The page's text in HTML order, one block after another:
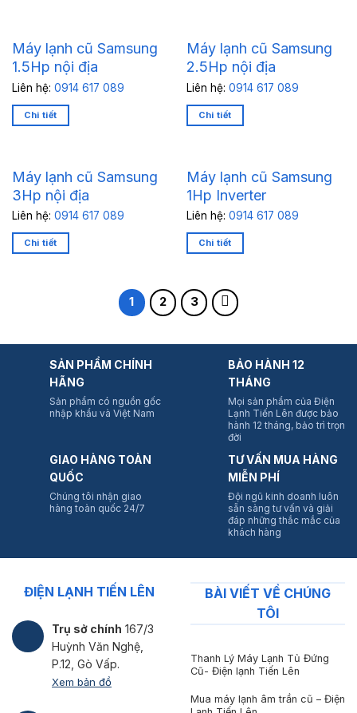
Máy lạnh cũ Samsung
1.5Hp nội địa
Liên hệ: 0914 617 089
Chi tiết
Máy lạnh cũ Samsung
2.5Hp nội địa
Liên hệ: 0914 617 089
Chi tiết
Máy lạnh cũ Samsung
3Hp nội địa
Liên hệ: 0914 617 089
Chi tiết
Máy lạnh cũ Samsung
1Hp Inverter
Liên hệ: 0914 617 089
Chi tiết
1 2 3
SẢN PHẨM CHÍNH
HÃNG
Sản phẩm có nguồn gốc
nhập khẩu và Việt Nam
BẢO HÀNH 12
THÁNG
Mọi sản phẩm của Điện
Lạnh Tiến Lên được bảo
hành 12 tháng, bảo trì trọn
đời
GIAO HÀNG TOÀN
QUỐC
Chúng tôi nhận giao
hàng toàn quốc 24/7
TƯ VẤN MUA HÀNG
MIỄN PHÍ
Đội ngũ kinh doanh luôn
sẵn sàng tư vấn và giải
đáp những thắc mắc của
khách hàng
ĐIỆN LẠNH TIẾN LÊN
Trụ sở chính 167/3
Huỳnh Văn Nghệ,
P.12, Gò Vấp.
Xem bản đồ
BÀI VIẾT VỀ CHÚNG
TÔI
Thanh Lý Máy Lạnh Tủ Đứng
Cũ- Điện lạnh Tiến Lên
Mua máy lạnh âm trần cũ – Điện